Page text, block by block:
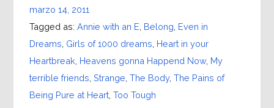
marzo 14, 2011
Tagged as: Annie with an E Belong Even in
Dreams Girls of 1000 dreams Heart in your
Heartbreak Heavens gonna Happend Now, My
terrible friends Strange The Body, The Pains of
Being Pure at Heart, Too Tough